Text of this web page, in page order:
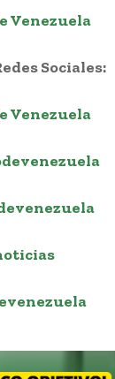
Venezuela
Sociales:
Venezuela